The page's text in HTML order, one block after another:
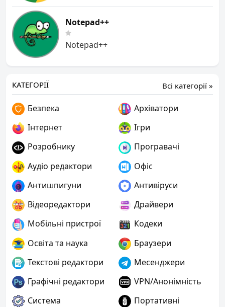
Notepad++
Notepad++
Всі категорії »
КАТЕГОРІЇ
Безпека
Архіватори
Інтернет
Ігри
Розробнику
Програвачі
Аудіо редактори
Офіс
Антишпигуни
Антивіруси
Відеоредактори
Драйвери
Мобільні пристрої
Кодеки
Освіта та наука
Браузери
Текстові редактори
Месенджери
Графічні редактори
VPN/Анонімність
Система
Портативні